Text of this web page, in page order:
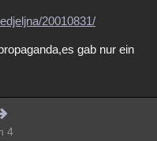
20010831/
gab nur ein
4